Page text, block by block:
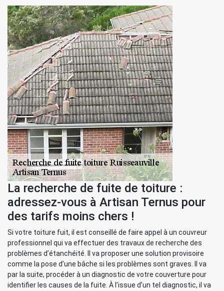
La recherche de fuite de toiture :
adressez-vous à Artisan Ternus pour
des tarifs moins chers !
Si votre toiture fuit, il est conseillé de faire appel à un couvreur
professionnel qui va effectuer des travaux de recherche des
problèmes d’étanchéité. Il va proposer une solution provisoire
comme la pose d’une bâche si les problèmes sont graves. Il va
par la suite, procéder à un diagnostic de votre couverture pour
identifier les causes de la fuite. À l’issue d’un tel diagnostic, il va